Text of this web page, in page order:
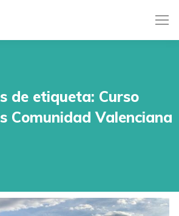
de etiqueta: Curso
Comunidad Valenciana